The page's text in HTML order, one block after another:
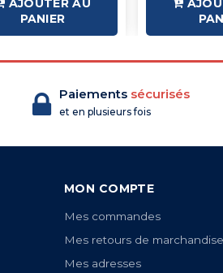
AJOUTER AU
PANIER
Paiements sécurisés
et en plusieurs fois
MON COMPTE
Mes commandes
Mes retours de marchandise
Mes adresses